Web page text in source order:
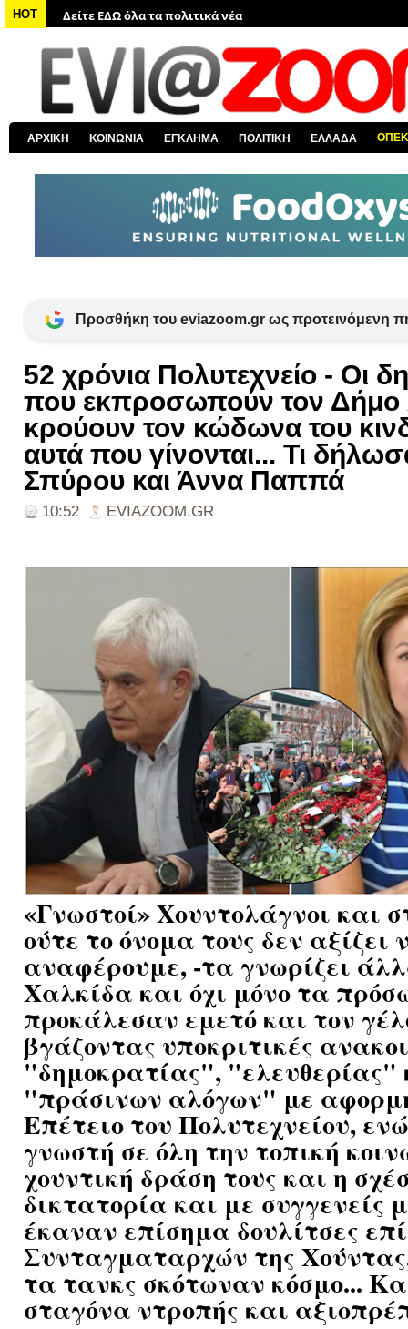
HOT
Δείτε ΕΔΩ όλα τα πολιτικά νέα
Δείτε ΕΔΩ τις αποκαλύψεις του EviaZoom.gr
Δείτε ΕΔΩ όλα τα αστυνομικά νέα
Δείτε ΕΔΩ όλα τα νέα από τον κόσμο
Δείτε ΕΔΩ όλα τα νέα για την Χαλκίδα και όλη την Εύβοια
Δείτε ΕΔΩ όλες τις ειδήσεις από την Ελλάδα
ΑΡΧΙΚΗ ΚΟΙΝΩΝΙΑ ΕΓΚΛΗΜΑ ΠΟΛΙΤΙΚΗ ΕΛΛΑΔΑ
Προσθήκη του eviazoom.gr ως προτεινόμενη
52 χρόνια Πολυτεχνείο - Οι
που εκπροσωπούν τον Δήμο
κρούουν τον κώδωνα του
αυτά που γίνονται... Τι
Σπύρου και Άννα Παππά
10:52 EVIAZOOM.GR
«Γνωστοί» Χουντολάγνοι και
ούτε το όνομα τους δεν αξίζει
αναφέρουμε, -τα γνωρίζει
Χαλκίδα και όχι μόνο τα
προκάλεσαν εμετό και τον
βγάζοντας υποκριτικές
"δημοκρατίας", "ελευθερίας"
"πράσινων αλόγων" με
Επέτειο του Πολυτεχνείου,
γνωστή σε όλη την τοπική
χουντική δράση τους και η
δικτατορία και με συγγενείς
έκαναν επίσημα δουλίτσες επί
Συνταγματαρχών της
τα τανκς σκότωναν κόσμο...
σταγόνα ντροπής και